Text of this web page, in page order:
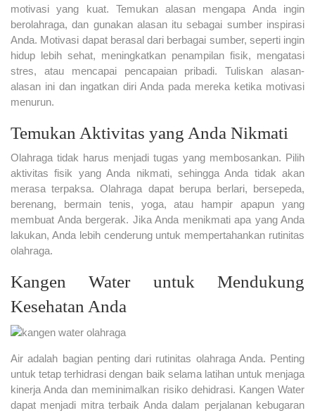
motivasi yang kuat. Temukan alasan mengapa Anda ingin
berolahraga, dan gunakan alasan itu sebagai sumber inspirasi
Anda. Motivasi dapat berasal dari berbagai sumber, seperti ingin
hidup lebih sehat, meningkatkan penampilan fisik, mengatasi
stres, atau mencapai pencapaian pribadi. Tuliskan alasan-
alasan ini dan ingatkan diri Anda pada mereka ketika motivasi
menurun.
Temukan Aktivitas yang Anda Nikmati
Olahraga tidak harus menjadi tugas yang membosankan. Pilih
aktivitas fisik yang Anda nikmati, sehingga Anda tidak akan
merasa terpaksa. Olahraga dapat berupa berlari, bersepeda,
berenang, bermain tenis, yoga, atau hampir apapun yang
membuat Anda bergerak. Jika Anda menikmati apa yang Anda
lakukan, Anda lebih cenderung untuk mempertahankan rutinitas
olahraga.
Kangen Water untuk Mendukung
Kesehatan Anda
Air adalah bagian penting dari rutinitas olahraga Anda. Penting
untuk tetap terhidrasi dengan baik selama latihan untuk menjaga
kinerja Anda dan meminimalkan risiko dehidrasi. Kangen Water
dapat menjadi mitra terbaik Anda dalam perjalanan kebugaran